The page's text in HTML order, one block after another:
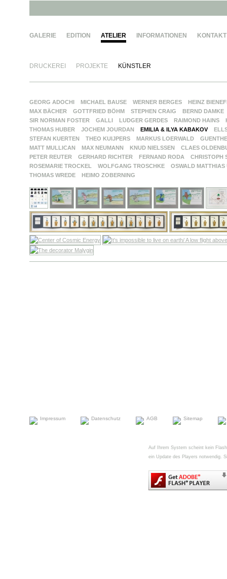
GALERIE EDITION ATELIER INFORMATIONEN KONTAKT
DRUCKEREI PROJEKTE KÜNSTLER
GEORG ADOCHI MICHAEL BAUSE WERNER BERGES
HEINZ
MAX BÄCHER
GOTTFRIED BÖHM STEPHEN CRAIG
BERND DAMKE
SIR NORMAN FOSTER
GALLI LUDGER GERDES RAIMOND HAINS
THOMAS HUBER
JOCHEM JOURDAN EMILIA & ILYA KABAKOV
STEFAN KUERTEN
THEO KUIJPERS MARKUS LOERWALD
MATT MULLICAN
MAX NEUMANN KNUD NIELSSEN
CLAES
PETER REUTER
GERHARD RICHTER FERNAND RODA
CHRISTOPH
ROSEMARIE TROCKEL
WOLFGANG TROSCHKE
OSWALD MATTHIAS
THOMAS WREDE
HEIMO ZOBERNING
Impressum Datenschutz AGB Sitemap
Auf Ihrem System scheint kein
ein Update des Players notwendig.